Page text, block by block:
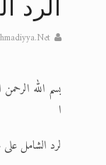
بسم الله
ا
لرد الشامل